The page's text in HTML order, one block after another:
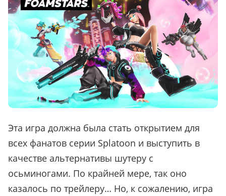
Эта игра должна была стать открытием для
всех фанатов серии Splatoon и выступить в
качестве альтернативы шутеру с
осьминогами. По крайней мере, так оно
казалось по трейлеру… Но, к сожалению, игра